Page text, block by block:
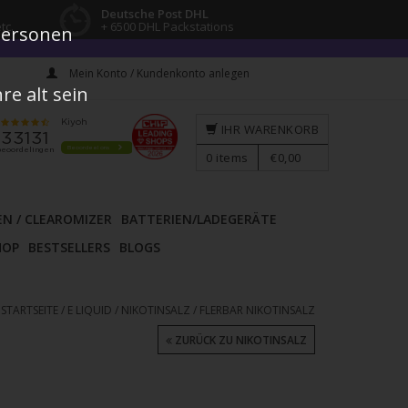
Deutsche Post DHL
+ 6500 DHL Packstations
Mein Konto / Kundenkonto anlegen
/ CLEAROMIZER
BATTERIEN/LADEGERÄTE
BESTSELLERS BLOGS
IHR WARENKORB
0 items €0,00
STARTSEITE / E LIQUID / NIKOTINSALZ / FLERBAR NIKOTINSALZ
ZURÜCK ZU NIKOTINSALZ
alt sein